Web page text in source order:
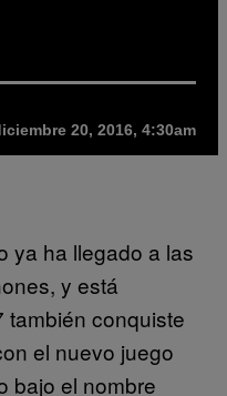
20, 2016, 4:30am
ya ha llegado a las
y está
también conquiste
el nuevo juego
bajo el nombre